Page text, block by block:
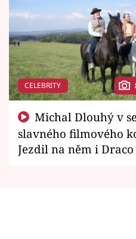
CELEBRITY
slavného filmového
Jezdil na něm i